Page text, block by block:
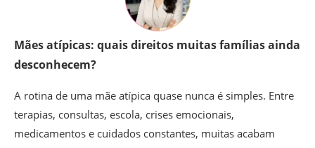
Mães atípicas: quais direitos muitas famílias ainda
desconhecem?
A rotina de uma mãe atípica quase nunca é simples. Entre
terapias, consultas, escola, crises emocionais,
medicamentos e cuidados constantes, muitas acabam